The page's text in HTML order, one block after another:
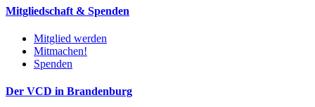
Mitgliedschaft & Spenden
Mitglied werden
Mitmachen!
Spenden
Der VCD in Brandenburg